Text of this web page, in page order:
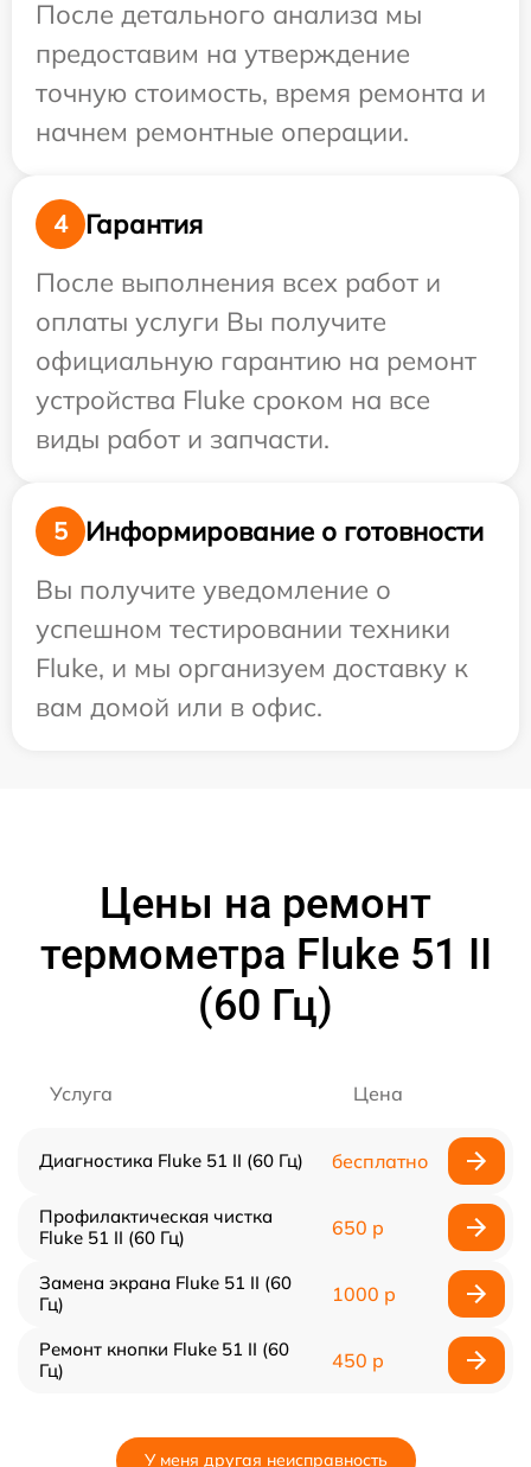
После детального анализа мы
предоставим на утверждение
точную стоимость, время ремонта и
начнем ремонтные операции.
4
Гарантия
После выполнения всех работ и
оплаты услуги Вы получите
официальную гарантию на ремонт
устройства Fluke сроком на все
виды работ и запчасти.
5
Информирование о готовности
Вы получите уведомление о
успешном тестировании техники
Fluke, и мы организуем доставку к
вам домой или в офис.
Цены на ремонт
термометра Fluke 51 II
(60 Гц)
Услуга Цена
Диагностика Fluke 51 II (60 Гц) бесплатно
Профилактическая чистка
Fluke 51 II (60 Гц)
650 р
Замена экрана Fluke 51 II (60
Гц)
1000 р
Ремонт кнопки Fluke 51 II (60
Гц)
450 р
У меня другая неисправность